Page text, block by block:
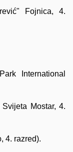
Fojnica, 4.
International
Mostar, 4.
4. razred).